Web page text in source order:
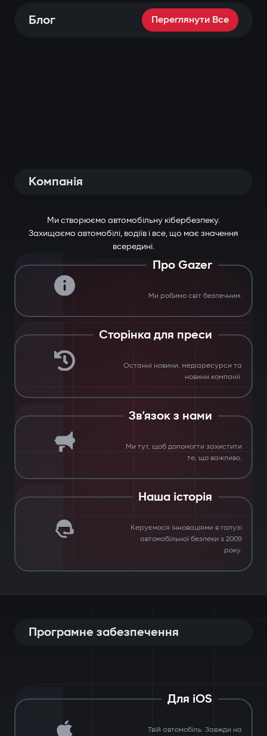
Блог Переглянути Все
Компанія
Ми створюємо автомобільну кібербезпеку.
Захищаємо автомобілі, водіїв і все, що має значення
всередині.
Про Gazer
Ми робимо світ безпечним.
Сторінка для преси
Останні новини, медіаресурси та
новини компанії.
Зв’язок з нами
Ми тут, щоб допомогти захистити
те, що важливо.
Наша історія
Керуємося інноваціями в галузі
автомобільної безпеки з 2009
року.
Програмне забезпечення
Для iOS
Твій автомобіль. Завжди на